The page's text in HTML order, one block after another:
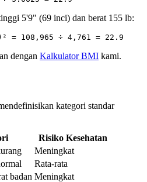
5'9" (69 inci) dan berat 155 lb:
dengan Kalkulator BMI kami.
kategori standar
Risiko Kesehatan
Meningkat
Rata-rata
badan Meningkat